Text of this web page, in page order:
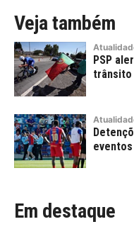
Veja também
PSP
trânsito
Em destaque